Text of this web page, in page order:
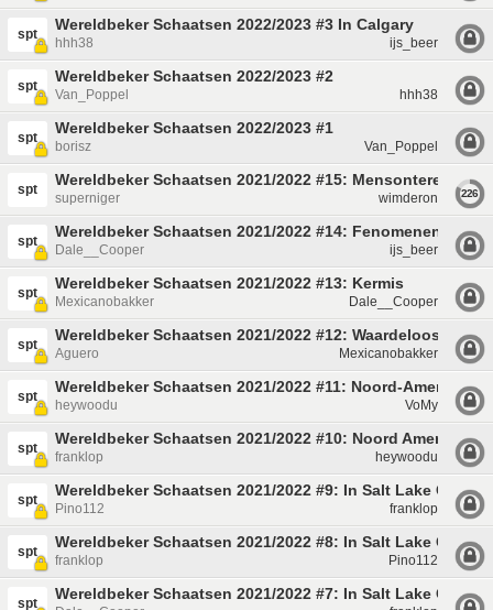
spt
Wereldbeker Schaatsen 2022/2023 #3 In Calgary
hhh38 ijs_beer
spt
Wereldbeker Schaatsen 2022/2023 #2
Van_Poppel hhh38
spt
Wereldbeker Schaatsen 2022/2023 #1
borisz Van_Poppel
spt
Wereldbeker Schaatsen 2021/2022 #15: Mensonterend
superniger wimderon 226
spt
Wereldbeker Schaatsen 2021/2022 #14: Fenomenen
Dale__Cooper ijs_beer
spt
Wereldbeker Schaatsen 2021/2022 #13: Kermis
Mexicanobakker Dale__Cooper
spt
Wereldbeker Schaatsen 2021/2022 #12: Waardeloos
Aguero Mexicanobakker
spt
Wereldbeker Schaatsen 2021/2022 #11: Noord-Amerika
heywoodu VoMy
spt
Wereldbeker Schaatsen 2021/2022 #10: Noord Amerika
franklop heywoodu
spt
Wereldbeker Schaatsen 2021/2022 #9: In Salt Lake City
Pino112 franklop
spt
Wereldbeker Schaatsen 2021/2022 #8: In Salt Lake City
franklop Pino112
spt
Wereldbeker Schaatsen 2021/2022 #7: In Salt Lake City